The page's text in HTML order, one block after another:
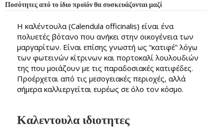
Ποσότητες από το ίδιο προϊόν θα συσκευάζονται μαζί
Η καλέντουλα (Calendula officinalis) είναι ένα
πολυετές βότανο που ανήκει στην οικογένεια των
μαργαρίτων. Είναι επίσης γνωστή ως “κατιφέ” λόγω
των φωτεινών κίτρινων και πορτοκαλί λουλουδιών
της που μοιάζουν με τις παραδοσιακές κατιφέδες.
Προέρχεται από τις μεσογειακές περιοχές, αλλά
σήμερα καλλιεργείται ευρέως σε όλο τον κόσμο.
Καλεντουλα ιδιοτητες